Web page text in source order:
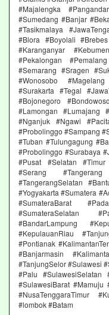
#Majalengka
#Sumedang #Banjar
#Tasikmalaya
#Blora #Boyolali
#Karanganyar
#Pekalongan
#Semarang #Sragen
#Wonosobo
#Surakarta #Tegal
#Bojonegoro
#Lamongan #Lumajang
#Nganjuk #Ngawi
#Probolinggo #Sampang
#Tuban #Tulungagung
#Probolinggo #Surabaya
#Pusat #Selatan
#Serang
#TangerangSelatan
#Yogyakarta #Sumatera
#SumateraBarat
#SumateraSelatan
#BandarLampung
#KepulauanRiau
#Pontianak
#Banjarmasin
#TanjungSelor #Sulawesi
#Palu #SulawesiSelatan
#SulawesiBarat #Mamuju
#NusaTenggaraTimur
#lombok #Batam